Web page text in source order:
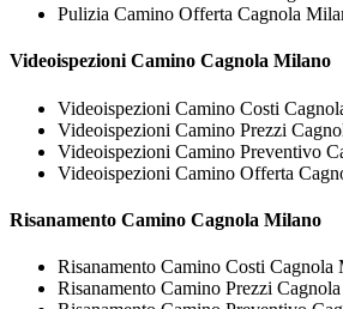
Pulizia Camino Offerta Cagnola
Videoispezioni Camino Cagnola Milano
Videoispezioni Camino Costi
Videoispezioni Camino Prezzi
Videoispezioni Camino Preventivo
Videoispezioni Camino Offerta
Risanamento Camino Cagnola Milano
Risanamento Camino Costi Cagnola
Risanamento Camino Prezzi